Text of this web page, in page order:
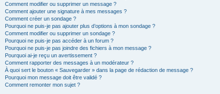
Comment modifier ou supprimer un message ?
Comment ajouter une signature à mes messages ?
Comment créer un sondage ?
Pourquoi ne puis-je pas ajouter plus d’options à mon sondage ?
Comment modifier ou supprimer un sondage ?
Pourquoi ne puis-je pas accéder à un forum ?
Pourquoi ne puis-je pas joindre des fichiers à mon message ?
Pourquoi ai-je reçu un avertissement ?
Comment rapporter des messages à un modérateur ?
À quoi sert le bouton « Sauvegarder » dans la page de rédaction de message ?
Pourquoi mon message doit être validé ?
Comment remonter mon sujet ?